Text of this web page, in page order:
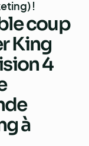
!
coup
King
4
à